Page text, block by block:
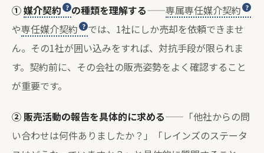
①媒介契約 の種類を理解する——専属専任媒介契約
や専任媒介契約
では、1社にしか売却を依頼できませ
ん。その1社が囲い込みをすれば、対抗手段が限られま
す。契約前に、その会社の販売姿勢をよく確認すること
が重要です。
② 販売活動の報告を具体的に求める——「他社からの問
い合わせは何件ありましたか？」「レインズのステータ